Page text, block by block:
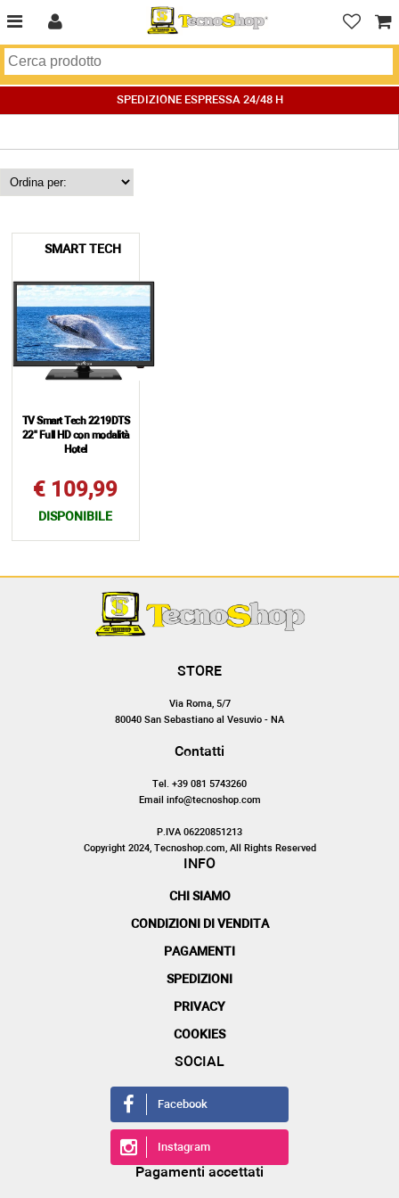
SPEDIZIONE ESPRESSA 24/48 H
SMART TECH
TV Smart Tech 2219DTS
22" Full HD con modalità
Hotel
€ 109,99
DISPONIBILE
STORE
Via Roma, 5/7
80040 San Sebastiano al Vesuvio - NA
Contatti
Tel. +39 081 5743260
Email info@tecnoshop.com
P.IVA 06220851213
Copyright 2024, Tecnoshop.com, All Rights Reserved
INFO
CHI SIAMO
CONDIZIONI DI VENDITA
PAGAMENTI
SPEDIZIONI
PRIVACY
COOKIES
SOCIAL
Facebook
Instagram
Pagamenti accettati